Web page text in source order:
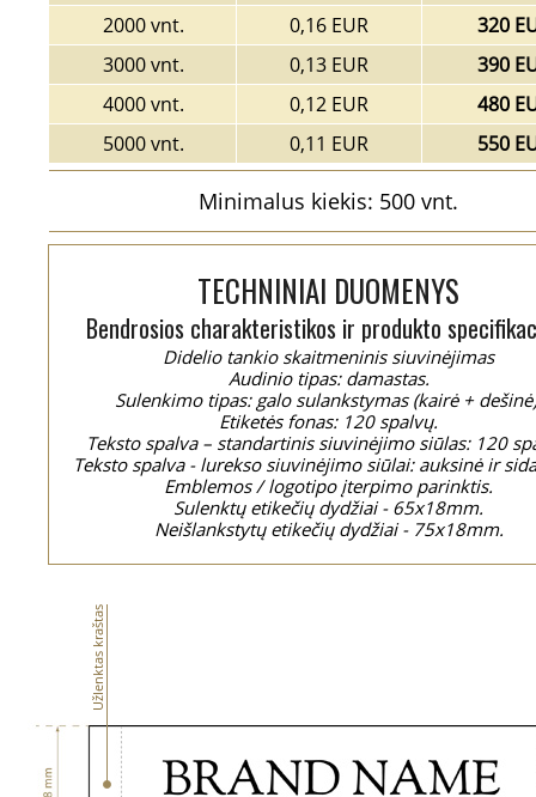
2000 vnt.
0,16 EUR
320
3000 vnt.
0,13 EUR
390
4000 vnt.
0,12 EUR
480
5000 vnt.
0,11 EUR 550
Minimalus kiekis: 500 vnt.
TECHNINIAI DUOMENYS
Bendrosios charakteristikos ir produkto
Didelio tankio skaitmeninis siuvinėjimas
Audinio tipas: damastas.
Sulenkimo tipas: galo sulankstymas (kairė +
Etiketės fonas: 120 spalvų.
Teksto spalva – standartinis siuvinėjimo siūlas: 120
Teksto spalva - lurekso siuvinėjimo siūlai: auksinė ir
Emblemos / logotipo įterpimo parinktis.
Sulenktų etikečių dydžiai - 65x18mm.
Neišlankstytų etikečių dydžiai - 75x18mm.
Užlenktas kraštas